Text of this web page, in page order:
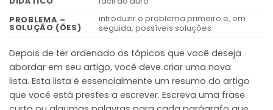
PROBLEMA –
SOLUÇÃO (ÕES)
introduzir o problema primeiro e, em
seguida, possíveis soluções
Depois de ter ordenado os tópicos que você deseja
abordar em seu artigo, você deve criar uma nova
lista. Esta lista é essencialmente um resumo do artigo
que você está prestes a escrever. Escreva uma frase